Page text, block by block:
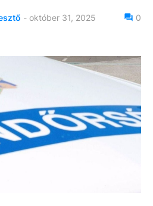
- október 31, 2025 0